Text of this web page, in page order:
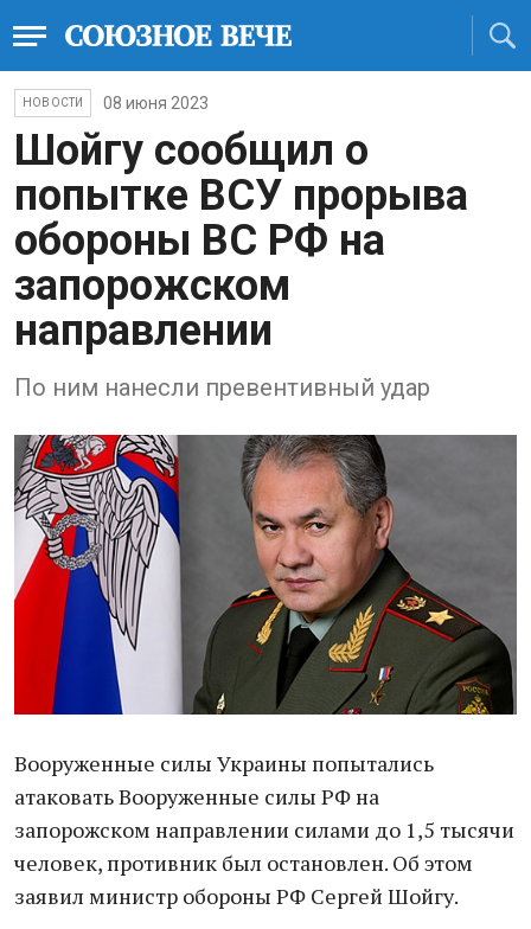
НОВОСТИ 08 июня 2023
Шойгу сообщил о
попытке ВСУ прорыва
обороны ВС РФ на
запорожском
направлении
По ним нанесли превентивный удар
Вооруженные силы Украины попытались
атаковать Вооруженные силы РФ на
запорожском направлении силами до 1,5 тысячи
человек, противник был остановлен. Об этом
заявил министр обороны РФ Сергей Шойгу.